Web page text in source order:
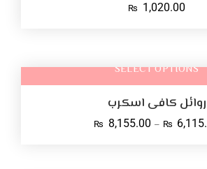
₨ 1,020.00
SELECT OPTIONS
روائل کافی اسکرب
₨
–
₨ 8,155.00